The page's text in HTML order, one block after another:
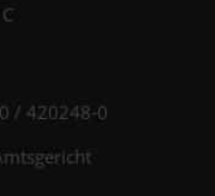
/ 420248-0